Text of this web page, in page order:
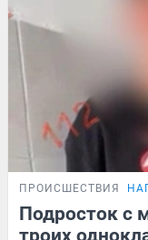
ПРОИСШЕСТВИЯ
Подросток с
троих